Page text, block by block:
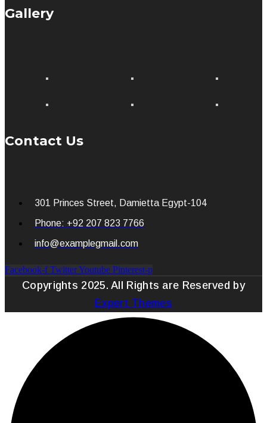
Gallery
Contact Us
301 Princes Street, Damietta Egypt-104
Phone: +92 207 823 7766
info@examplegmail.com
Facebook-f TwitterYoutube Pinterest-p
Copyrights 2025. All Rights are Reserved by
Expert Themes